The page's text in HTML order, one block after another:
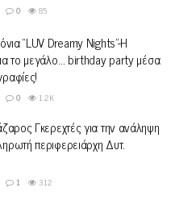
0 85
“LUV Dreamy Nights”-Η
το μεγάλο… birthday party μέσα
0 1.2K
Γκερεχτές για την ανάληψη
περιφερειάρχη Δυτ.
1 312